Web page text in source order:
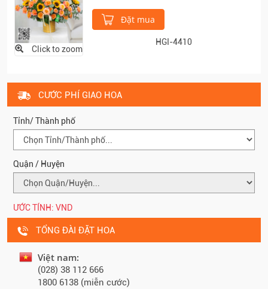
Click to zoom
Đặt mua
HGI-4410
CƯỚC PHÍ GIAO HOA
Tỉnh/ Thành phố
Quận / Huyện
ƯỚC TÍNH: VND
TỔNG ĐÀI ĐẶT HOA
Việt nam:
(028) 38 112 666
1800 6138 (miễn cước)